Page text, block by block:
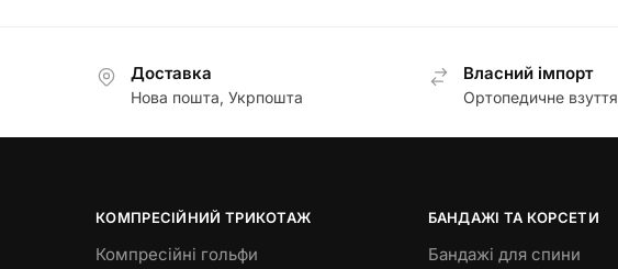
Доставка
Нова пошта, Укрпошта
Власний імпорт
Ортопедичне взуття
КОМПРЕСІЙНИЙ ТРИКОТАЖ
Компресійні гольфи
БАНДАЖІ ТА КОРСЕТИ
Бандажі для спини